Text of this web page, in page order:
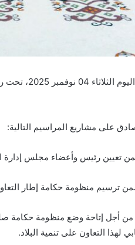
اجتمع مجلس
على مشاريع المراسيم التالية:
تعيين رئيس وأعضاء مجلس إدارة
منظومة حكامة إطار التعاون
من أجل إتاحة وضع منظومة حكامة
لهذا التعاون على تنمية البلاد.
00
أغسطس 20, 2024
00